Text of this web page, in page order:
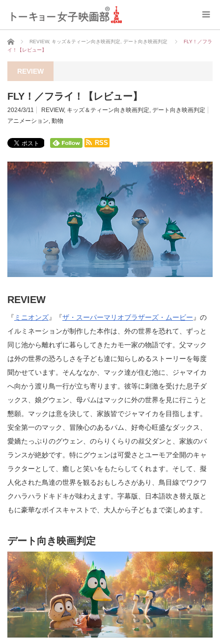
ホーム REVIEW, キッズ＆ティーン向き映画判定 デート向き映画判定
FLY！／フラ
イ！【レビュー】
REVIEW
FLY！／フライ！【レビュー】
2024/3/11 REVIEW, キッズ＆ティーン向き映画判定, デート向き映画判定
アニメーション, 動物
RSS
REVIEW
『 ミニオンズ』『ザ・スーパーマリオブラザーズ・ムービー』の
イルミネーションが制作した本作は、外の世界を恐れて、ずっと
同じ池から離れずに暮らしてきたカモ一家の物語です。父マック
は外の世界の恐ろしさを子ども達に知らしめるストーリーを毎度
聞かせています。そんななか、マック達が住む池に、ジャマイカ
へ向かう渡り鳥一行が立ち寄ります。彼等に刺激を受けた息子ダ
ックス、娘グウェン、母パムはマックに外の世界を見に行こうと
懇願。マックは意を決して、家族皆でジャマイカを目指します。
安全第一のマック、冒険心のあるパム、好奇心旺盛なダックス、
愛嬌たっぷりのグウェン、のらりくらりの叔父ダンと、家族のバ
ランスが絶妙です。特にグウェンは可愛さとユーモア全開のキャ
ラクターとして、癒しと笑いをもたらしてくれます。そして、擬
人化された鳥達の世界を観るおもしろさがあり、鳥目線でワクワ
クハラハラドキドキが味わえます。字幕版、日本語吹き替え版と
もに豪華なボイスキャストで、大人から子どもまで楽しめます。
デート向き映画判定